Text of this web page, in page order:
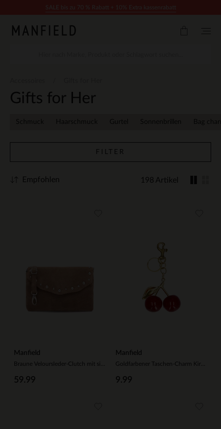
Gifts for Her
Schmuck Haarschmuck Gurtel Sonnenbrillen Bag
FILTER
198 Artikel
Empfohlen
Manfield
59.99
Manfield
Goldfarbener Taschen-Charm Kirsche
9.99